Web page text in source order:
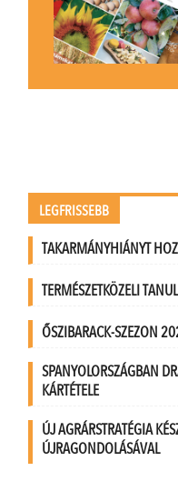
LEGFRISSEBB
TAKARMÁNYHIÁNYT
TERMÉSZETKÖZELI
ŐSZIBARACK-SZEZON
SPANYOLORSZÁGBAN
KÁRTÉTELE
ÚJ AGRÁRSTRATÉGIA
ÚJRAGONDOLÁSÁVAL